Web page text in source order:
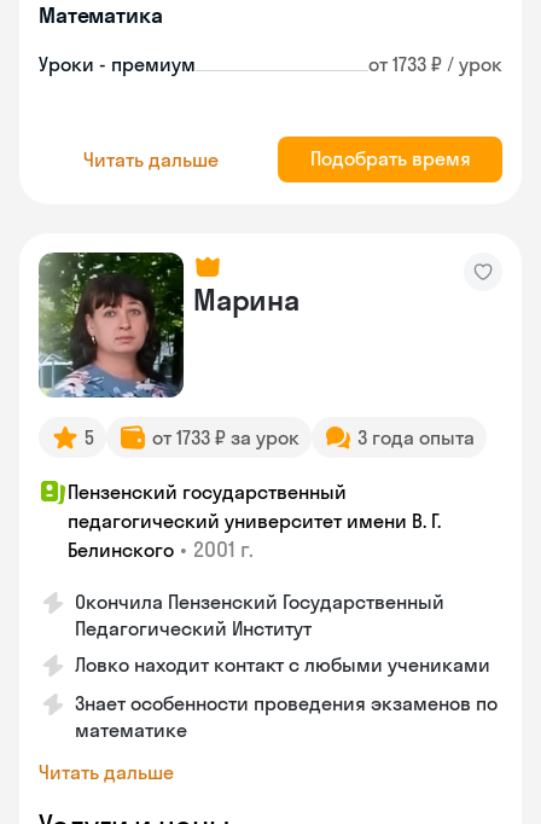
Математика
Уроки - премиум от 1733 ₽ / урок
Читать дальше Подобрать время
Марина
5 от 1733 ₽ за урок 3 года опыта
Пензенский государственный
педагогический университет имени В. Г.
Белинского • 2001 г.
Окончила Пензенский Государственный
Педагогический Институт
Ловко находит контакт с любыми учениками
Знает особенности проведения экзаменов по
математике
Читать дальше